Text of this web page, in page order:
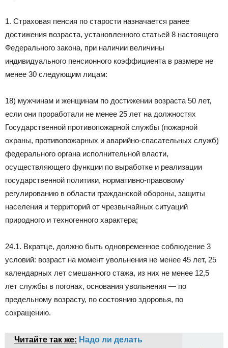
1. Страховая пенсия по старости назначается ранее
достижения возраста, установленного статьей 8 настоящего
Федерального закона, при наличии величины
индивидуального пенсионного коэффициента в размере не
менее 30 следующим лицам:
18) мужчинам и женщинам по достижении возраста 50 лет,
если они проработали не менее 25 лет на должностях
Государственной противопожарной службы (пожарной
охраны, противопожарных и аварийно-спасательных служб)
федерального органа исполнительной власти,
осуществляющего функции по выработке и реализации
государственной политики, нормативно-правовому
регулированию в области гражданской обороны, защиты
населения и территорий от чрезвычайных ситуаций
природного и техногенного характера;
24.1. Вкратце, должно быть одновременное соблюдение 3
условий: возраст на момент увольнения не менее 45 лет, 25
календарных лет смешанного стажа, из них не менее 12,5
лет службы в погонах, основания увольнения — по
предельному возрасту, по состоянию здоровья, по
сокращению.
Читайте так же: Надо ли делать